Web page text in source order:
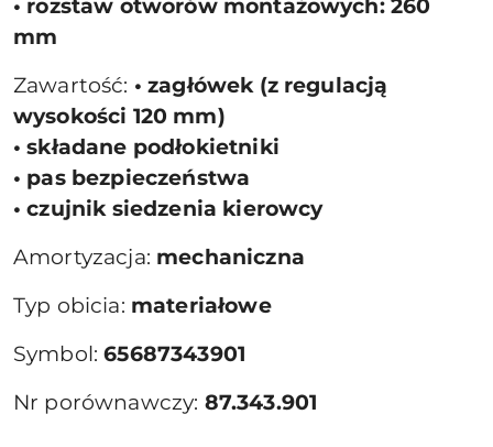
• rozstaw otworów montażowych: 260
mm
Zawartość: • zagłówek (z regulacją
wysokości 120 mm)
• składane podłokietniki
• pas bezpieczeństwa
• czujnik siedzenia kierowcy
Amortyzacja: mechaniczna
Typ obicia: materiałowe
Symbol:65687343901
Nr porównawczy: 87.343.901